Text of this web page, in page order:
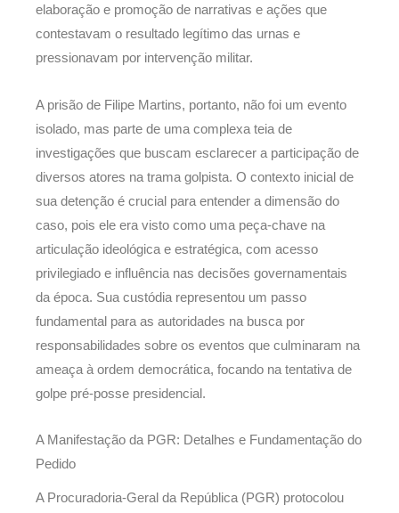
elaboração e promoção de narrativas e ações que
contestavam o resultado legítimo das urnas e
pressionavam por intervenção militar.
A prisão de Filipe Martins, portanto, não foi um evento
isolado, mas parte de uma complexa teia de
investigações que buscam esclarecer a participação de
diversos atores na trama golpista. O contexto inicial de
sua detenção é crucial para entender a dimensão do
caso, pois ele era visto como uma peça-chave na
articulação ideológica e estratégica, com acesso
privilegiado e influência nas decisões governamentais
da época. Sua custódia representou um passo
fundamental para as autoridades na busca por
responsabilidades sobre os eventos que culminaram na
ameaça à ordem democrática, focando na tentativa de
golpe pré-posse presidencial.
A Manifestação da PGR: Detalhes e Fundamentação do
Pedido
A Procuradoria-Geral da República (PGR) protocolou